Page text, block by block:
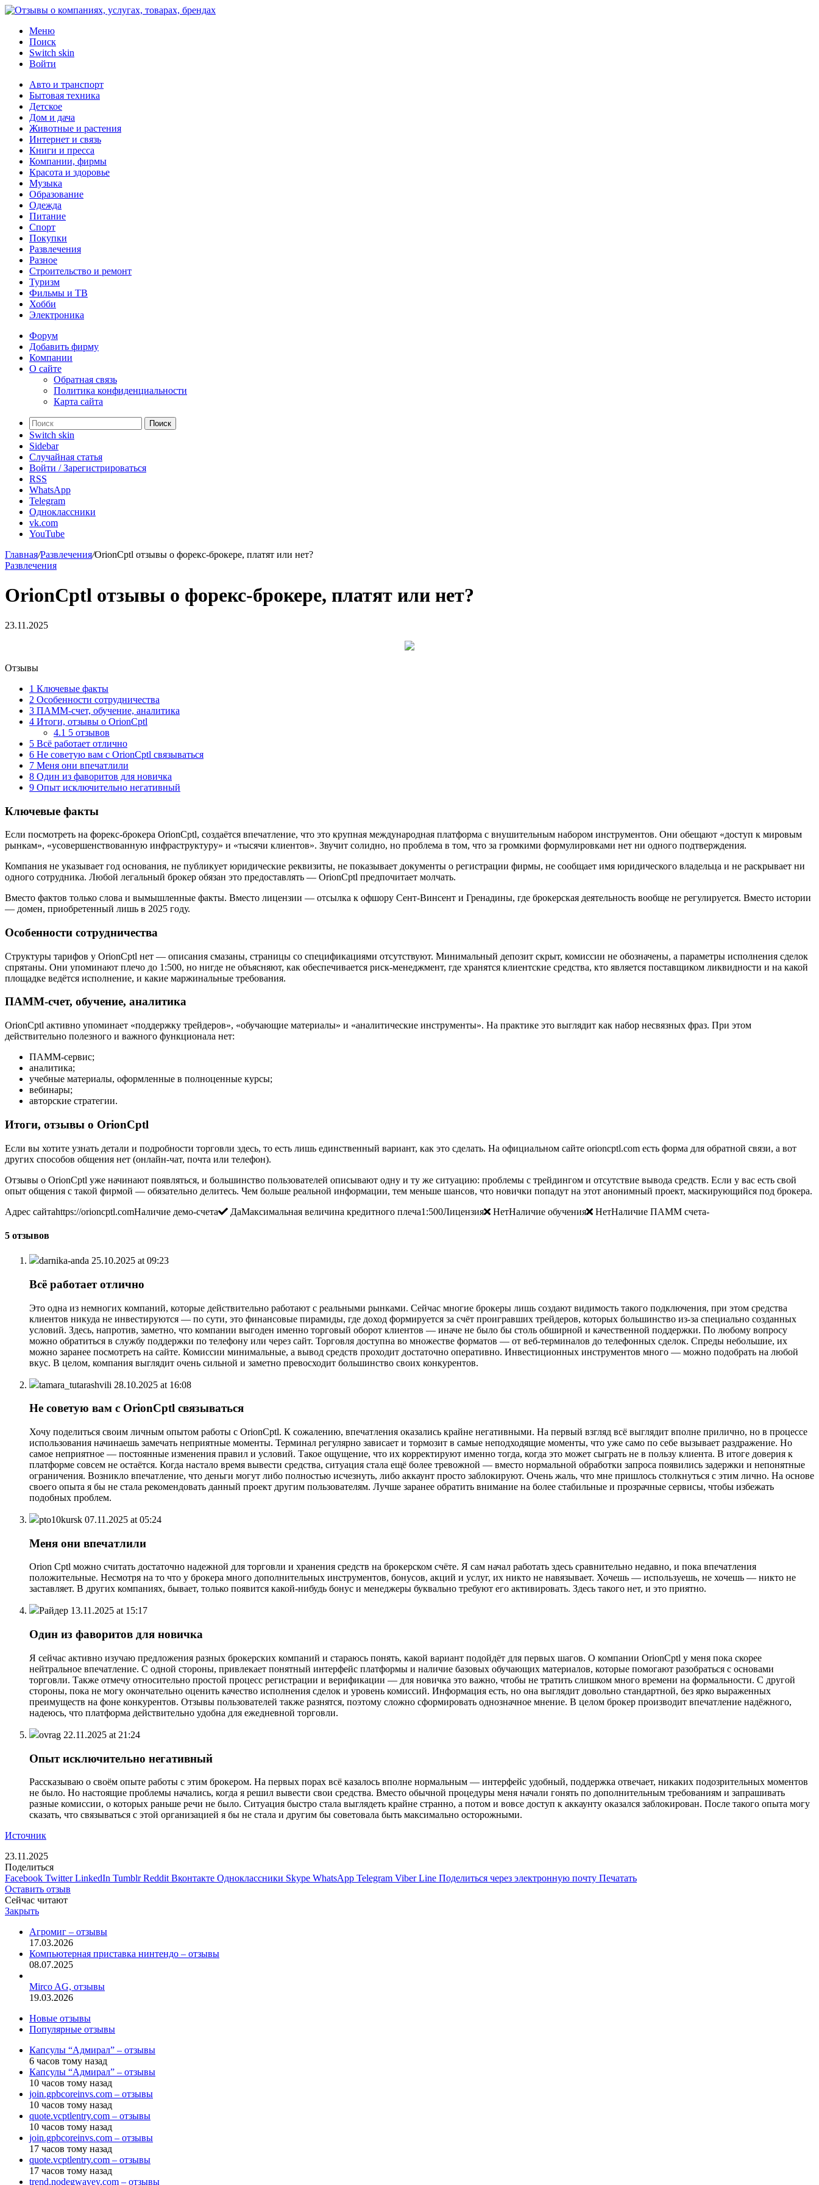
Меню
Поиск
Switch skin
Войти
Авто и транспорт
Бытовая техника
Детское
Дом и дача
Животные и растения
Интернет и связь
Книги и пресса
Компании, фирмы
Красота и здоровье
Музыка
Образование
Одежда
Питание
Спорт
Покупки
Развлечения
Разное
Строительство и ремонт
Туризм
Фильмы и ТВ
Хобби
Электроника
Форум
Добавить фирму
Компании
О сайте
Обратная связь
Политика конфиденциальности
Карта сайта
Поиск
Switch skin
Sidebar
Случайная статья
Войти / Зарегистрироваться
RSS
WhatsApp
Telegram
Одноклассники
vk.com
YouTube
Главная/Развлечения/OrionCptl отзывы о форекс-брокере, платят или нет?
Развлечения
OrionCptl отзывы о форекс-брокере, платят или нет?
23.11.2025
Отзывы
1 Ключевые факты
2 Особенности сотрудничества
3 ПАММ-счет, обучение, аналитика
4 Итоги, отзывы о OrionCptl
4.1 5 отзывов
5 Всё работает отлично
6 Не советую вам с OrionCptl связываться
7 Меня они впечатлили
8 Один из фаворитов для новичка
9 Опыт исключительно негативный
Ключевые факты
Если посмотреть на форекс-брокера OrionCptl, создаётся впечатление, что это крупная международная платформа с внушительным набором инструментов. Они обещают «доступ к мировым
рынкам», «усовершенствованную инфраструктуру» и «тысячи клиентов». Звучит солидно, но проблема в том, что за громкими формулировками нет ни одного подтверждения.
Компания не указывает год основания, не публикует юридические реквизиты, не показывает документы о регистрации фирмы, не сообщает имя юридического владельца и не раскрывает ни
одного сотрудника. Любой легальный брокер обязан это предоставлять — OrionCptl предпочитает молчать.
Вместо фактов только слова и вымышленные факты. Вместо лицензии — отсылка к офшору Сент-Винсент и Гренадины, где брокерская деятельность вообще не регулируется. Вместо истории
— домен, приобретенный лишь в 2025 году.
Особенности сотрудничества
Структуры тарифов у OrionCptl нет — описания смазаны, страницы со спецификациями отсутствуют. Минимальный депозит скрыт, комиссии не обозначены, а параметры исполнения сделок
спрятаны. Они упоминают плечо до 1:500, но нигде не объясняют, как обеспечивается риск-менеджмент, где хранятся клиентские средства, кто является поставщиком ликвидности и на какой
площадке ведётся исполнение, и какие маржинальные требования.
ПАММ-счет, обучение, аналитика
OrionCptl активно упоминает «поддержку трейдеров», «обучающие материалы» и «аналитические инструменты». На практике это выглядит как набор несвязных фраз. При этом
действительно полезного и важного функционала нет:
ПАММ-сервис;
аналитика;
учебные материалы, оформленные в полноценные курсы;
вебинары;
авторские стратегии.
Итоги, отзывы о OrionCptl
Если вы хотите узнать детали и подробности торговли здесь, то есть лишь единственный вариант, как это сделать. На официальном сайте orioncptl.com есть форма для обратной связи, а вот
других способов общения нет (онлайн-чат, почта или телефон).
Отзывы о OrionCptl уже начинают появляться, и большинство пользователей описывают одну и ту же ситуацию: проблемы с трейдингом и отсутствие вывода средств. Если у вас есть свой
опыт общения с такой фирмой — обязательно делитесь. Чем больше реальной информации, тем меньше шансов, что новички попадут на этот анонимный проект, маскирующийся под брокера.
Адрес сайтаhttps://orioncptl.comНаличие демо-счета
ДаМаксимальная величина кредитного плеча1:500Лицензия НетНаличие обучения НетНаличие ПАММ счета-
5 отзывов
darnika-anda 25.10.2025 at 09:23
Всё работает отлично
Это одна из немногих компаний, которые действительно работают с реальными рынками. Сейчас многие брокеры лишь создают видимость такого подключения, при этом средства
клиентов никуда не инвестируются — по сути, это финансовые пирамиды, где доход формируется за счёт проигравших трейдеров, которых большинство из-за специально созданных
условий. Здесь, напротив, заметно, что компании выгоден именно торговый оборот клиентов — иначе не было бы столь обширной и качественной поддержки. По любому вопросу
можно обратиться в службу поддержки по телефону или через сайт. Торговля доступна во множестве форматов — от веб-терминалов до телефонных сделок. Спреды небольшие, их
можно заранее посмотреть на сайте. Комиссии минимальные, а вывод средств проходит достаточно оперативно. Инвестиционных инструментов много — можно подобрать на любой
вкус. В целом, компания выглядит очень сильной и заметно превосходит большинство своих конкурентов.
tamara_tutarashvili 28.10.2025 at 16:08
Не советую вам с OrionCptl связываться
Хочу поделиться своим личным опытом работы с OrionCptl. К сожалению, впечатления оказались крайне негативными. На первый взгляд всё выглядит вполне прилично, но в процессе
использования начинаешь замечать неприятные моменты. Терминал регулярно зависает и тормозит в самые неподходящие моменты, что уже само по себе вызывает раздражение. Но
самое неприятное — постоянные изменения правил и условий. Такое ощущение, что их корректируют именно тогда, когда это может сыграть не в пользу клиента. В итоге доверия к
платформе совсем не остаётся. Когда настало время вывести средства, ситуация стала ещё более тревожной — вместо нормальной обработки запроса появились задержки и непонятные
ограничения. Возникло впечатление, что деньги могут либо полностью исчезнуть, либо аккаунт просто заблокируют. Очень жаль, что мне пришлось столкнуться с этим лично. На основе
своего опыта я бы не стала рекомендовать данный проект другим пользователям. Лучше заранее обратить внимание на более стабильные и прозрачные сервисы, чтобы избежать
подобных проблем.
pto10kursk 07.11.2025 at 05:24
Меня они впечатлили
Orion Cptl можно считать достаточно надежной для торговли и хранения средств на брокерском счёте. Я сам начал работать здесь сравнительно недавно, и пока впечатления
положительные. Несмотря на то что у брокера много дополнительных инструментов, бонусов, акций и услуг, их никто не навязывает. Хочешь — используешь, не хочешь — никто не
заставляет. В других компаниях, бывает, только появится какой-нибудь бонус и менеджеры буквально требуют его активировать. Здесь такого нет, и это приятно.
Райдер 13.11.2025 at 15:17
Один из фаворитов для новичка
Я сейчас активно изучаю предложения разных брокерских компаний и стараюсь понять, какой вариант подойдёт для первых шагов. О компании OrionCptl у меня пока скорее
нейтральное впечатление. С одной стороны, привлекает понятный интерфейс платформы и наличие базовых обучающих материалов, которые помогают разобраться с основами
торговли. Также отмечу относительно простой процесс регистрации и верификации — для новичка это важно, чтобы не тратить слишком много времени на формальности. С другой
стороны, пока не могу окончательно оценить качество исполнения сделок и уровень комиссий. Информация есть, но она выглядит довольно стандартной, без ярко выраженных
преимуществ на фоне конкурентов. Отзывы пользователей также разнятся, поэтому сложно сформировать однозначное мнение. В целом брокер производит впечатление надёжного,
надеюсь, что платформа действительно удобна для ежедневной торговли.
ovrag 22.11.2025 at 21:24
Опыт исключительно негативный
Рассказываю о своём опыте работы с этим брокером. На первых порах всё казалось вполне нормальным — интерфейс удобный, поддержка отвечает, никаких подозрительных моментов
не было. Но настоящие проблемы начались, когда я решил вывести свои средства. Вместо обычной процедуры меня начали гонять по дополнительным требованиям и запрашивать
разные комиссии, о которых раньше речи не было. Ситуация быстро стала выглядеть крайне странно, а потом и вовсе доступ к аккаунту оказался заблокирован. После такого опыта могу
сказать, что связываться с этой организацией я бы не стала и другим бы советовала быть максимально осторожными.
Источник
23.11.2025
Поделиться
Facebook Twitter LinkedIn Tumblr Reddit Вконтакте Одноклассники Skype WhatsApp Telegram Viber Line Поделиться через электронную почту Печатать
Оставить отзыв
Сейчас читают
Закрыть
Агромиг – отзывы
17.03.2026
Компьютерная приставка нинтендо – отзывы
08.07.2025
Mirco AG, отзывы
19.03.2026
Новые отзывы
Популярные отзывы
Капсулы “Адмирал” – отзывы
6 часов тому назад
Капсулы “Адмирал” – отзывы
10 часов тому назад
join.gpbcoreinvs.com – отзывы
10 часов тому назад
quote.vcptlentry.com – отзывы
10 часов тому назад
join.gpbcoreinvs.com – отзывы
17 часов тому назад
quote.vcptlentry.com – отзывы
17 часов тому назад
trend.nodegwavey.com – отзывы